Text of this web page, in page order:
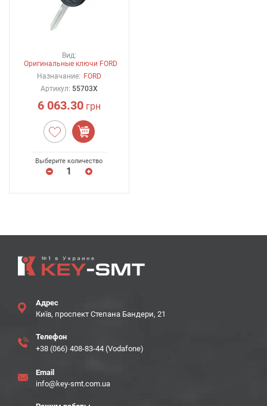
Вид:
Оригинальные ключи FORD
Назначание: FORD
Артикул: 55703X
6 063.30грн
Выберите количество
Адрес
Київ, проспект Степана Бандери, 21
Телефон
+38 (066) 408-83-44 (Vodafone)
Email
info@key-smt.com.ua